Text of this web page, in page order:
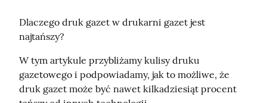
Dlaczego druk gazet w drukarni gazet jest
najtańszy?
W tym artykule przybliżamy kulisy druku
gazetowego i podpowiadamy, jak to możliwe, że
druk gazet może być nawet kilkadziesiąt procent